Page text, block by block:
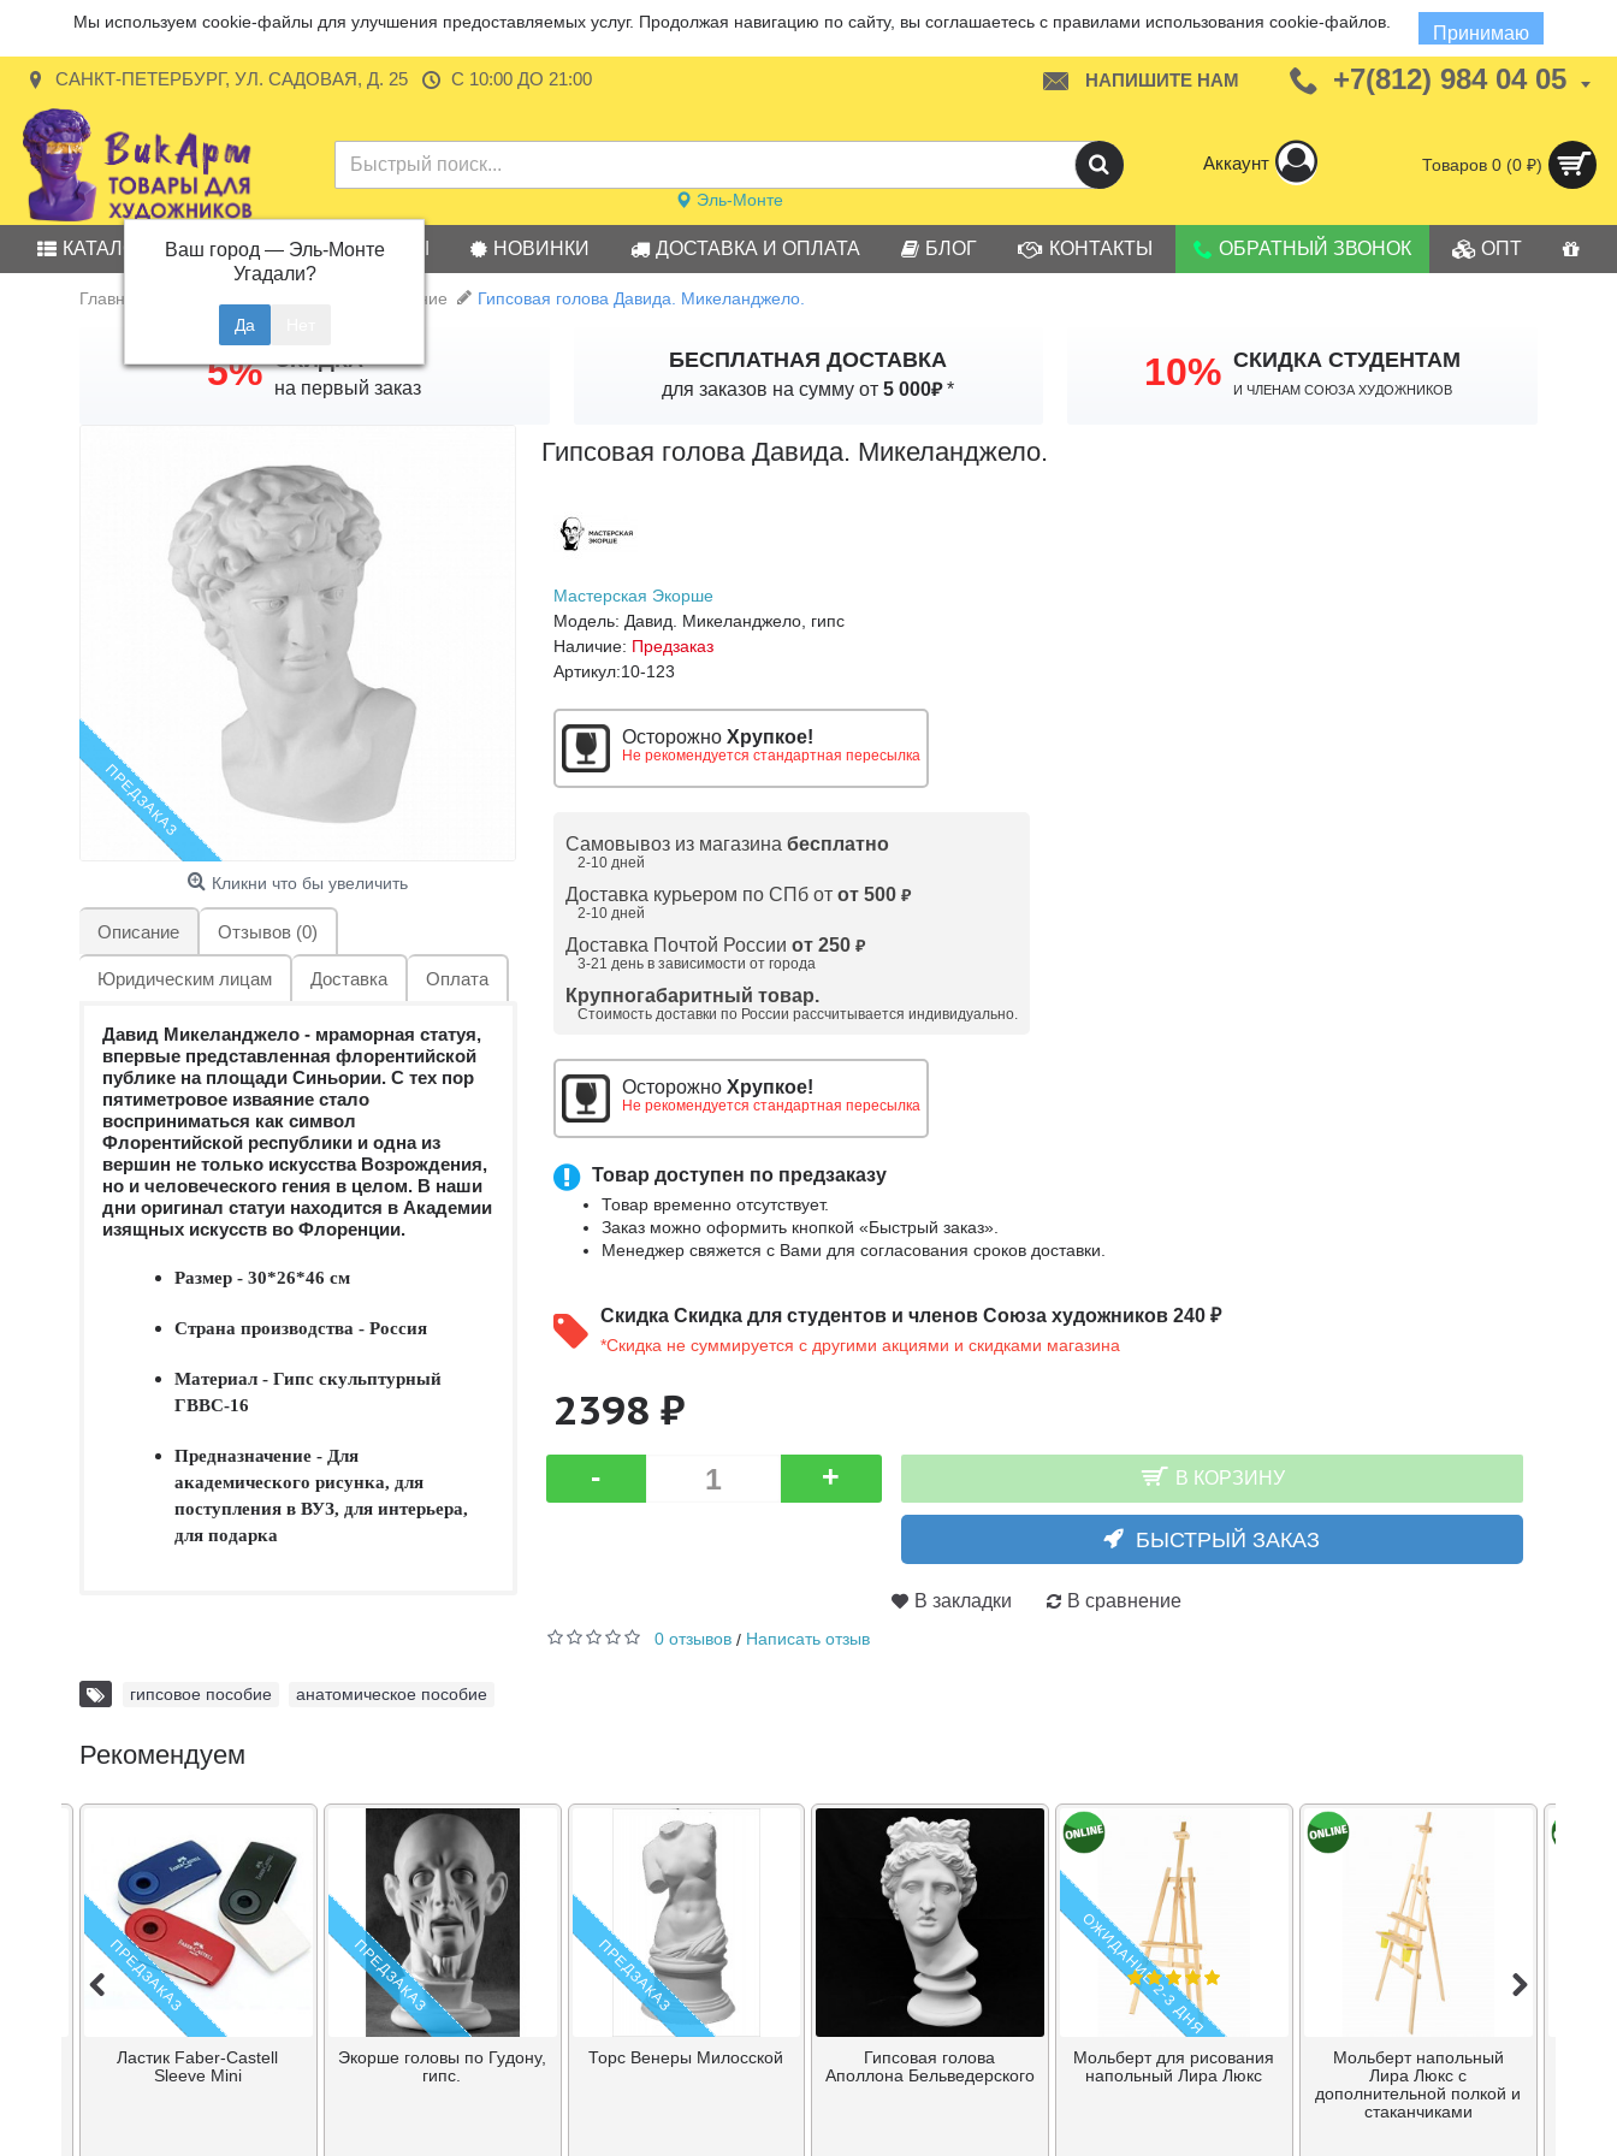
Мы используем cookie-файлы для улучшения предоставляемых услуг. Продолжая навигацию по сайту, вы соглашаетесь с правилами использования cookie-файлов.
Принимаю
САНКТ-ПЕТЕРБУРГ, УЛ. САДОВАЯ, Д. 25 С 10:00 ДО 21:00 НАПИШИТЕ НАМ +7(812) 984 04 05
Эль-Монте
Ваш город — Эль-Монте
Угадали?
Аккаунт Товаров 0 (0 ₽)
КАТАЛОГ АКЦИИ БРЕНДЫ НОВИНКИ ДОСТАВКА И ОПЛАТА БЛОГ КОНТАКТЫ ОБРАТНЫЙ ЗВОНОК ОПТ
Главная Учебные пособия и оборудование Гипсовая голова Давида. Микеланджело.
5% СКИДКА
на первый заказ
БЕСПЛАТНАЯ ДОСТАВКА
для заказов на сумму от5 000₽* 10% СКИДКА СТУДЕНТАМ
И членам Союза Художников
ПРЕДЗАКАЗ
Кликни что бы увеличить
Описание Отзывов (0)
Юридическим лицам Доставка Оплата
Давид Микеланджело - мраморная статуя,
впервые представленная флорентийской
публике на площади Синьории. С тех пор
пятиметровое изваяние стало
восприниматься как символ
Флорентийской республики и одна из
вершин не только искусства Возрождения,
но и человеческого гения в целом. В наши
дни оригинал статуи находится в Академии
изящных искусств во Флоренции.
Размер - 30*26*46 см
Страна производства - Россия
Материал - Гипс скульптурный
ГВВС-16
Предназначение - Для
академического рисунка, для
поступления в ВУЗ, для интерьера,
для подарка
Гипсовая голова Давида. Микеланджело.
Мастерская Экорше
Модель: Давид. Микеланджело, гипс
Наличие: Предзаказ
Артикул:10-123
Осторожно Хрупкое!
Не рекомендуется стандартная пересылка
Самовывоз из магазина бесплатно
2-10 дней
Доставка курьером по СПб от от 500 ₽
2-10 дней
Доставка Почтой России от 250 ₽
3-21 день в зависимости от города
Крупногабаритный товар.
Стоимость доставки по России рассчитывается индивидуально.
Осторожно Хрупкое!
Не рекомендуется стандартная пересылка
Товар доступен по предзаказу
Товар временно отсутствует.
Заказ можно оформить кнопкой «Быстрый заказ».
Менеджер свяжется с Вами для согласования сроков доставки.
Скидка Скидка для студентов и членов Союза художников 240 ₽
*Скидка не суммируется с другими акциями и скидками магазина
2398 ₽
- + В КОРЗИНУ
БЫСТРЫЙ ЗАКАЗ
В закладки В сравнение
0 отзывов/ Написать отзыв
гипсовое пособие анатомическое пособие
Рекомендуем
ПРЕДЗАКАЗ
Ластик Faber-Castell
Sleeve Mini
ПРЕДЗАКАЗ
Экорше головы по Гудону,
гипс.
ПРЕДЗАКАЗ
Торс Венеры Милосской
Гипсовая голова
Аполлона Бельведерского
ОЖИДАНИЕ 2-3 ДНЯ
Мольберт для рисования
напольный Лира Люкс
Мольберт напольный
Лира Люкс с
дополнительной полкой и
стаканчиками